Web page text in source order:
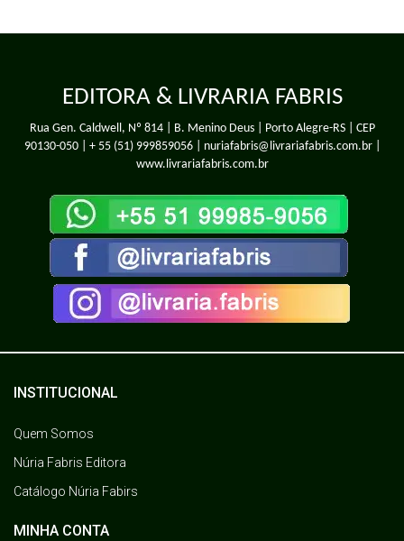
EDITORA & LIVRARIA FABRIS
Rua Gen. Caldwell, Nº 814 | B. Menino Deus | Porto Alegre-RS | CEP
90130-050 | + 55 (51) 999859056| nuriafabris@livrariafabris.com.br |
www.livrariafabris.com.br
INSTITUCIONAL
Quem Somos
Núria Fabris Editora
Catálogo Núria Fabirs
MINHA CONTA